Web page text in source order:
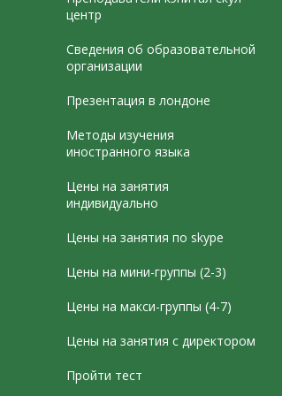
центр
Сведения об образовательной
организации
Презентация в лондоне
Методы изучения
иностранного языка
Цены на занятия
индивидуально
Цены на занятия по skype
Цены на мини-группы (2-3)
Цены на макси-группы (4-7)
Цены на занятия с директором
Пройти тест